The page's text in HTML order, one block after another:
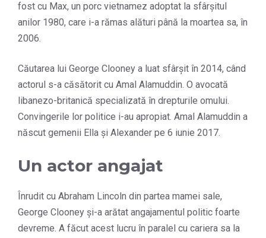
fost cu Max, un porc vietnamez adoptat la sfârșitul
anilor 1980, care i-a rămas alături până la moartea sa, în
2006.
Căutarea lui George Clooney a luat sfârșit în 2014, când
actorul s-a căsătorit cu Amal Alamuddin. O avocată
libanezo-britanică specializată în drepturile omului.
Convingerile lor politice i-au apropiat. Amal Alamuddin a
născut gemenii Ella și Alexander pe 6 iunie 2017.
Un actor angajat
Înrudit cu Abraham Lincoln din partea mamei sale,
George Clooney și-a arătat angajamentul politic foarte
devreme. A făcut acest lucru în paralel cu cariera sa la